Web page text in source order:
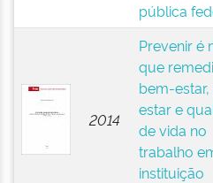
pública
2014
Prevenir é
que
bem-
estar e
de vida no
trabalho
instituição